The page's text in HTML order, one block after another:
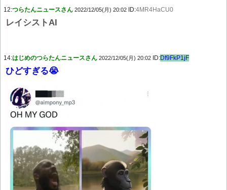
12:つらたんニュースさん 2022/12/05(月) 20:02 ID:4MR4HaCU0
レイシストAI
14:はじめのつらたんニュースさん 2022/12/05(月) 20:02 ID:Df9FkP1jF
ひどすぎる😭